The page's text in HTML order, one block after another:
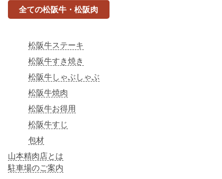
全ての松阪牛・松阪肉
松阪牛ステーキ
松阪牛すき焼き
松阪牛しゃぶしゃぶ
松阪牛焼肉
松阪牛お得用
松阪牛すじ
包材
山本精肉店とは
駐車場のご案内